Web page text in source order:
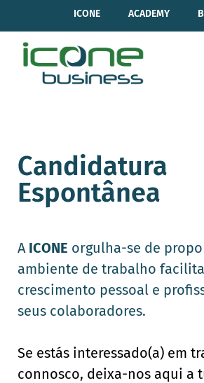
ICONE ACADEMY
Candidatura
Espontânea
A ICONE orgulha-se de
ambiente de trabalho
crescimento pessoal e
seus colaboradores.
Se estás interessado(a) em
connosco, deixa-nos aqui a